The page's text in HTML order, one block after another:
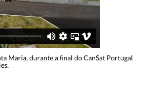
Maria, durante a final do CanSat Portugal